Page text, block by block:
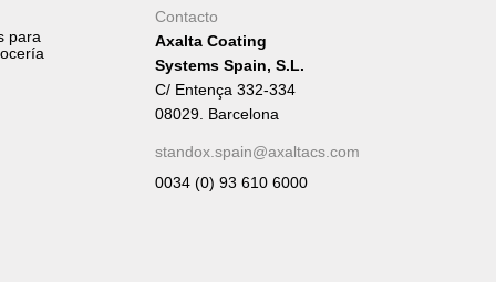
para
Contacto
Axalta Coating
Systems Spain, S.L.
C/ Entença 332-334
08029. Barcelona
standox.spain@axaltacs.com
0034 (0) 93 610 6000